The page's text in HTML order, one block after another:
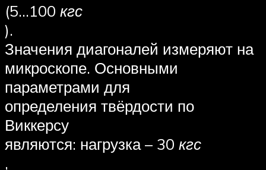
(5…100 кгс
).
Значения диагоналей измеряют на
микроскопе. Основными
параметрами для
определения твёрдости по
Виккерсу
являются: нагрузка – 30 кгс
,